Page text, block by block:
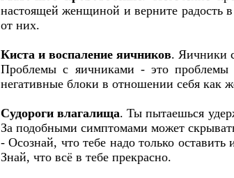
настоящей женщиной и верните радость
от них.
Киста и воспаление яичников. Яичники
Проблемы с яичниками - это проблемы
негативные блоки в отношении себя
Судороги влагалища. Ты пытаешься
За подобными симптомами может
- Осознай, что тебе надо только
Знай, что всё в тебе прекрасно.